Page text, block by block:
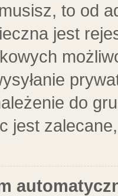
to od
jest
do
jest